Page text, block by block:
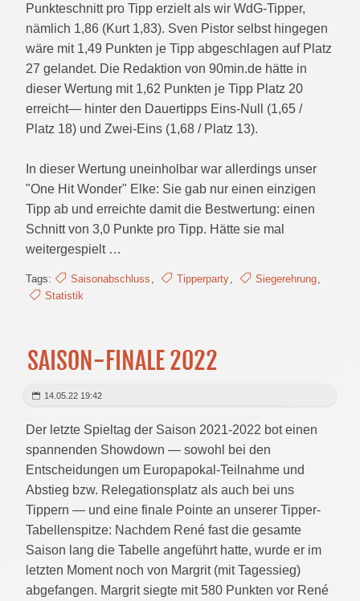
Punkteschnitt pro Tipp erzielt als wir WdG-Tipper,
nämlich 1,86 (Kurt 1,83). Sven Pistor selbst hingegen
wäre mit 1,49 Punkten je Tipp abgeschlagen auf Platz
27 gelandet. Die Redaktion von 90min.de hätte in
dieser Wertung mit 1,62 Punkten je Tipp Platz 20
erreicht— hinter den Dauertipps Eins-Null (1,65 /
Platz 18) und Zwei-Eins (1,68 / Platz 13).
In dieser Wertung uneinholbar war allerdings unser
"One Hit Wonder" Elke: Sie gab nur einen einzigen
Tipp ab und erreichte damit die Bestwertung: einen
Schnitt von 3,0 Punkte pro Tipp. Hätte sie mal
weitergespielt …
Tags: Saisonabschluss , Tipperparty, Siegerehrung,
Statistik
SAISON-FINALE 2022
14.05.22 19:42
Der letzte Spieltag der Saison 2021-2022 bot einen
spannenden Showdown — sowohl bei den
Entscheidungen um Europapokal-Teilnahme und
Abstieg bzw. Relegationsplatz als auch bei uns
Tippern — und eine finale Pointe an unserer Tipper-
Tabellenspitze: Nachdem René fast die gesamte
Saison lang die Tabelle angeführt hatte, wurde er im
letzten Moment noch von Margrit (mit Tagessieg)
abgefangen. Margrit siegte mit 580 Punkten vor René